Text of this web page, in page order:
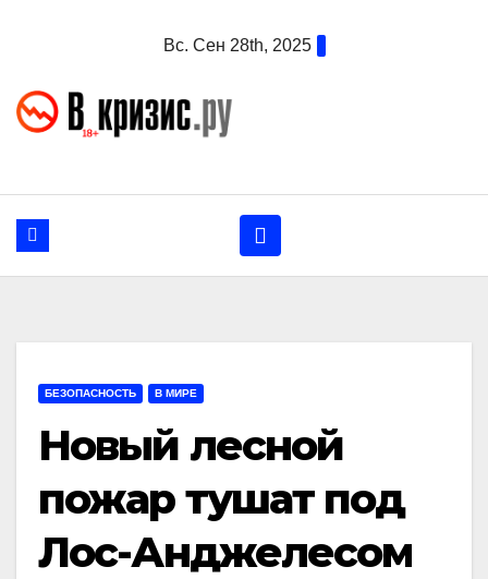
Вс. Сен 28th, 2025
БЕЗОПАСНОСТЬ В МИРЕ
Новый лесной
пожар тушат под
Лос-Анджелесом